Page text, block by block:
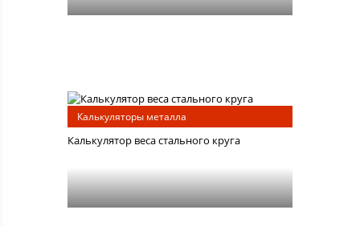
Калькуляторы металла
Калькулятор веса стального круга